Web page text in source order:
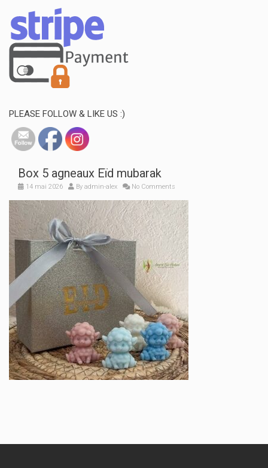
PLEASE FOLLOW & LIKE US :)
Box 5 agneaux Eïd mubarak
14 mai 2026 By admin-alex No Comments